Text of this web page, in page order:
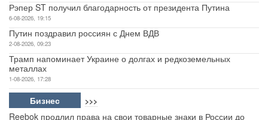
Рэпер ST получил благодарность от президента Путина
6-08-2026, 19:15
Путин поздравил россиян с Днем ВДВ
2-08-2026, 09:23
Трамп напоминает Украине о долгах и редкоземельных
металлах
1-08-2026, 17:28
Бизнес >>>
Reebok продлил права на свои товарные знаки в России до